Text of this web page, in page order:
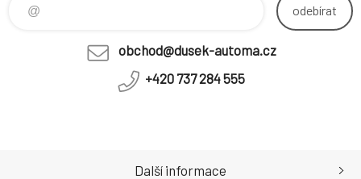
odebírat
obchod@dusek-automa.cz
+420 737 284 555
Další informace